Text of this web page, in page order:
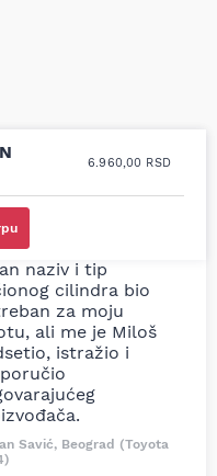
6.960,00 RSD
usluga i
prodavci.
bio siguran koji je
naziv i tip
cilindra bio
za moju
ali me je Miloš
istražio i
Savić, Beograd (Toyota